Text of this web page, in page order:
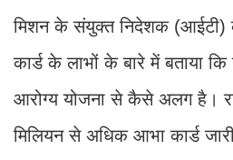
मिशन के संयुक्त निदेशक (आईटी)
कार्ड के लाभों के बारे में बताया
आरोग्य योजना से कैसे अलग है।
मिलियन से अधिक आभा कार्ड